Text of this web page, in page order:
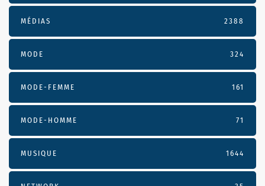
MÉDIAS 2388
MODE 324
MODE-FEMME 161
MODE-HOMME 71
MUSIQUE 1644